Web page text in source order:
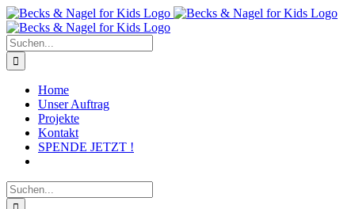
Zum
Inhalt
springen
Suche
nach:
Home
Unser Auftrag
Projekte
Kontakt
SPENDE JETZT !
Suche
nach: